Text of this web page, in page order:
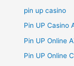
pin up casino
Pin UP Casino
Pin UP Online
Pin UP Online